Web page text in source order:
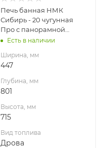
Масса камней, кг
180
Печь банная НМК
Сибирь - 20 чугунная
Про с панорамной
дверцой сетка
Есть в наличии
Ширина, мм
447
Глубина, мм
801
Высота, мм
715
Вид топлива
Дрова